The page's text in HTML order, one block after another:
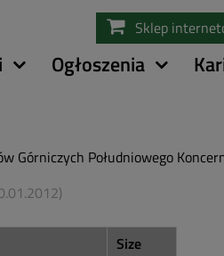
treści
Sklep
Ogłoszenia
Górniczych Południowego
Size